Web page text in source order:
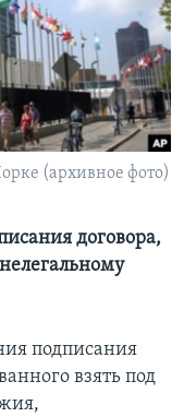
(архивное фото)
договора,
подписания
взять под